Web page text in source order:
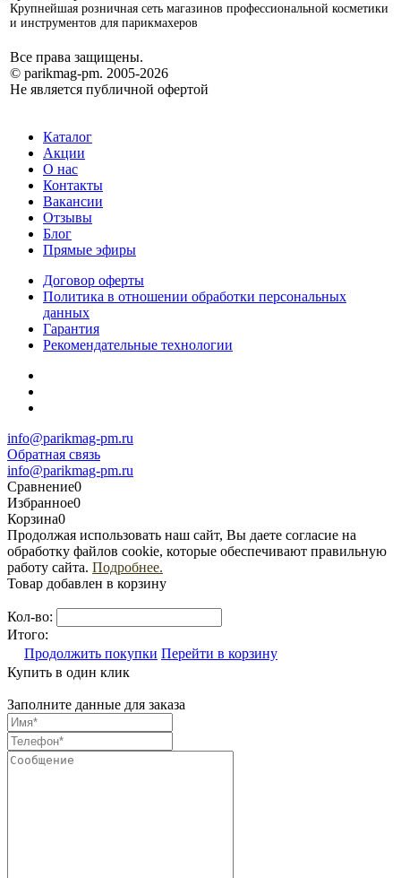
Крупнейшая розничная сеть магазинов профессиональной косметики
и инструментов для парикмахеров
Все права защищены.
© parikmag-pm. 2005-2026
Не является публичной офертой
Каталог
Акции
О нас
Контакты
Вакансии
Отзывы
Блог
Прямые эфиры
Договор оферты
Политика в отношении обработки персональных
данных
Гарантия
Рекомендательные технологии
info@parikmag-pm.ru
Обратная связь
info@parikmag-pm.ru
Сравнение0
Избранное0
Корзина0
Продолжая использовать наш сайт, Вы даете согласие на
обработку файлов cookie, которые обеспечивают правильную
работу сайта. Подробнее.
Товар добавлен в корзину
Кол-во:
Итого:
Продолжить покупки Перейти в корзину
Купить в один клик
Заполните данные для заказа